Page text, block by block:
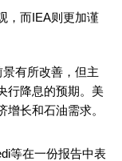
而IEA则更加谨
有所改善，但主
行降息的预期。美
长和石油需求。
等在一份报告中表